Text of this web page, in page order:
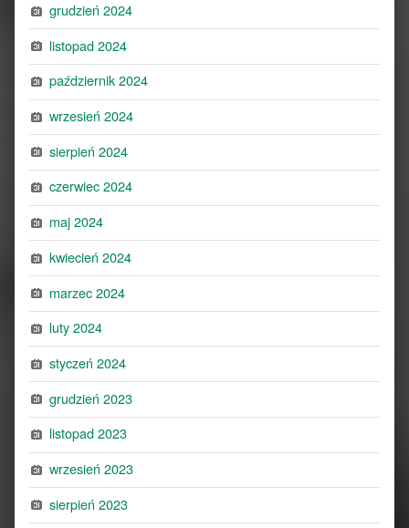
grudzień 2024
listopad 2024
październik 2024
wrzesień 2024
sierpień 2024
czerwiec 2024
maj 2024
kwiecień 2024
marzec 2024
luty 2024
styczeń 2024
grudzień 2023
listopad 2023
wrzesień 2023
sierpień 2023